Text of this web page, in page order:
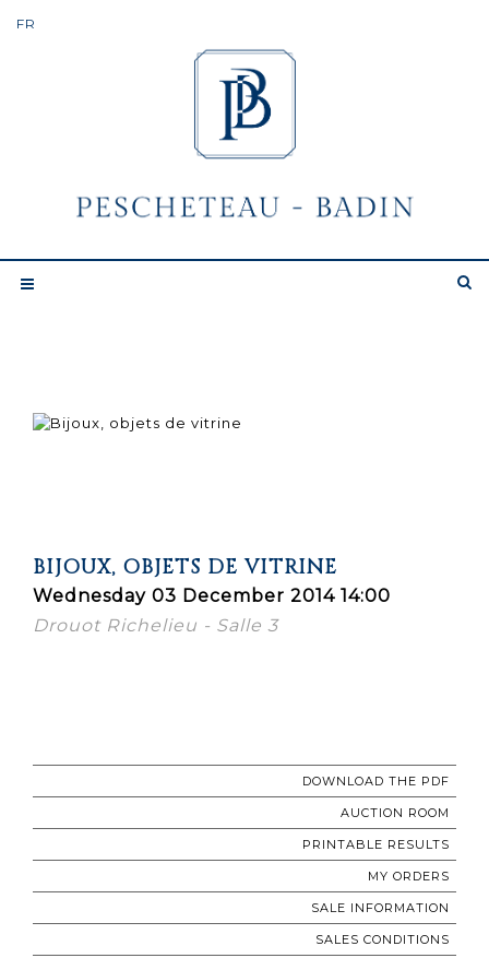
BIJOUX, OBJETS DE VITRINE
Wednesday 03 December 2014 14:00
Drouot Richelieu - Salle 3
DOWNLOAD THE PDF
AUCTION ROOM
PRINTABLE RESULTS
MY ORDERS
SALE INFORMATION
SALES CONDITIONS